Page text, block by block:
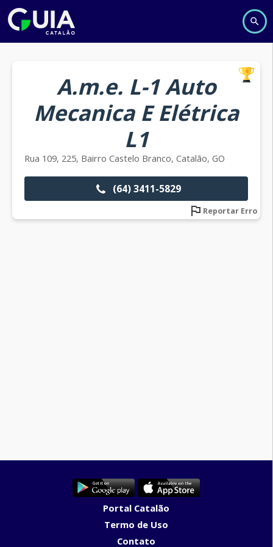
A.m.e. L-1 Auto
Mecanica E Elétrica
L1
Rua 109, 225, Bairro Castelo Branco, Catalão, GO
(64) 3411-5829
Reportar Erro
Portal Catalão
Termo de Uso
Contato